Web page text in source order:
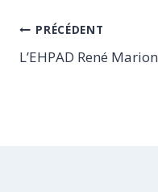
Navigation
de
PRÉCÉDENT
L’EHPAD René Marion